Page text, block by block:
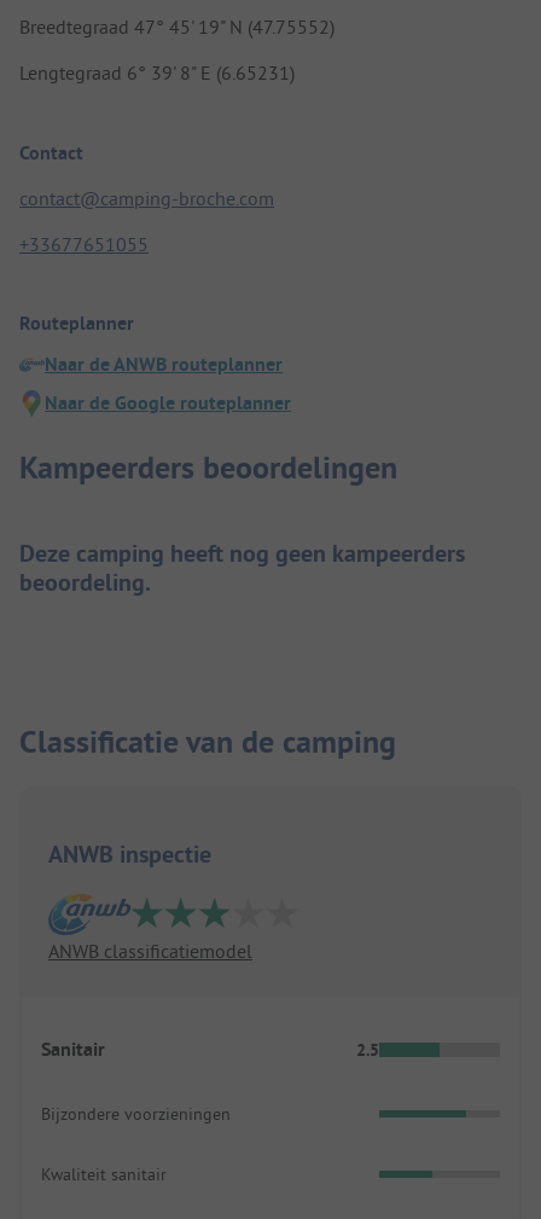
Breedtegraad 47° 45' 19" N (47.75552)
Lengtegraad 6° 39' 8" E (6.65231)
Contact
contact@camping-broche.com
+33677651055
Routeplanner
Naar de ANWB routeplanner
Naar de Google routeplanner
Kampeerders beoordelingen
Deze camping heeft nog geen kampeerders
beoordeling.
Classificatie van de camping
ANWB inspectie
ANWB classificatiemodel
Sanitair 2.5
Bijzondere voorzieningen
Kwaliteit sanitair